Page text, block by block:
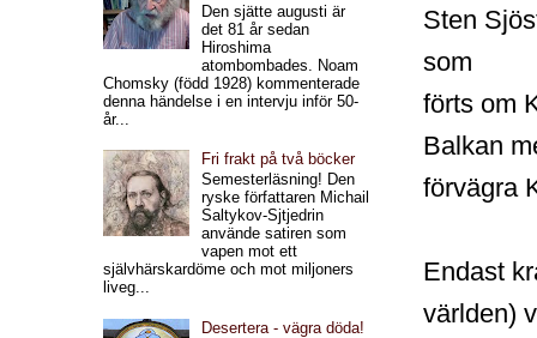
Sten
som
förts om
Balkan
förvägra
Endast
världen)
Den sjätte augusti är
det 81 år sedan
Hiroshima
atombombades. Noam
Chomsky (född 1928) kommenterade
denna händelse i en intervju inför 50-
år...
Fri frakt på två böcker
Semesterläsning! Den
ryske författaren Michail
Saltykov-Sjtjedrin
använde satiren som
vapen mot ett
självhärskardöme och mot miljoners
liveg...
Desertera - vägra döda!